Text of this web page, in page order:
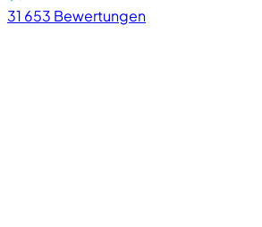
31 653 Bewertungen